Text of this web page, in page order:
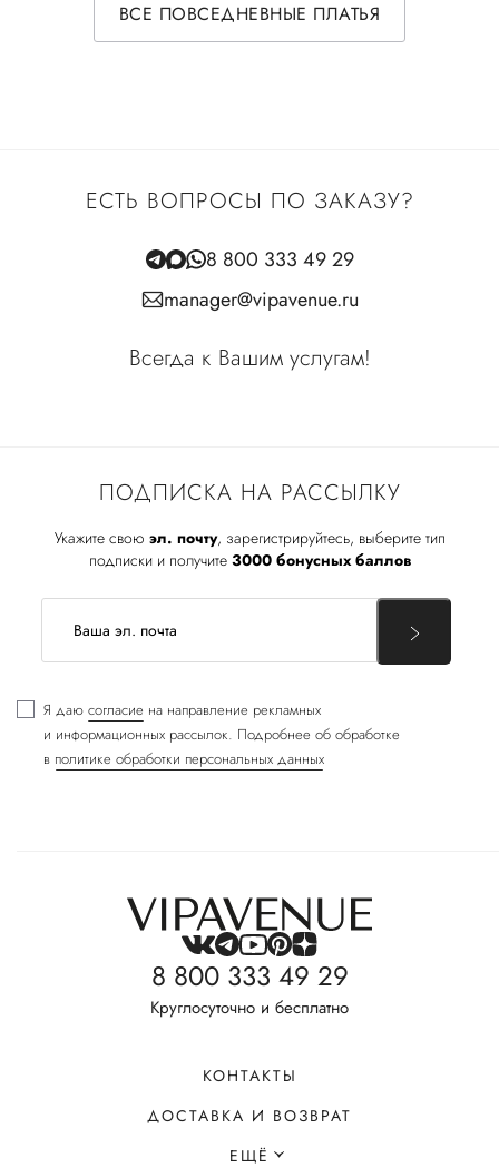
ВСЕ ПОВСЕДНЕВНЫЕ ПЛАТЬЯ
ПОДПИСКА НА РАССЫЛКУ
Укажите свою эл. почту, зарегистрируйтесь, выберите тип
подписки и получите 3000 бонусных баллов
Я даю согласие на направление рекламных
и информационных рассылок. Подробнее об обработке
в политике обработки персональных данных
ЕСТЬ ВОПРОСЫ ПО ЗАКАЗУ?
8 800 333 49 29
manager@vipavenue.ru
Всегда к Вашим услугам!
8 800 333 49 29
Круглосуточно и бесплатно
КОНТАКТЫ
ДОСТАВКА И ВОЗВРАТ
ЕЩЁ